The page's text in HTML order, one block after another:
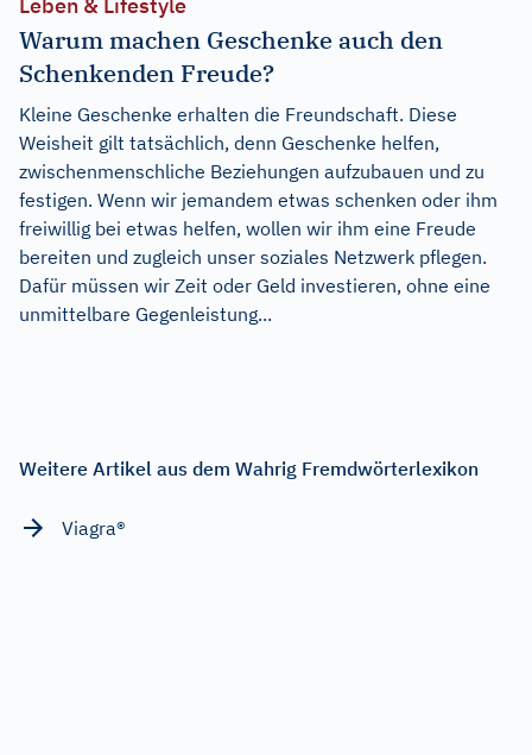
Warum machen Geschenke auch den
Schenkenden Freude?
Kleine Geschenke erhalten die Freundschaft. Diese
Weisheit gilt tatsächlich, denn Geschenke helfen,
zwischenmenschliche Beziehungen aufzubauen und zu
festigen. Wenn wir jemandem etwas schenken oder ihm
freiwillig bei etwas helfen, wollen wir ihm eine Freude
bereiten und zugleich unser soziales Netzwerk pflegen.
Dafür müssen wir Zeit oder Geld investieren, ohne eine
unmittelbare Gegenleistung...
Weitere Artikel aus dem Wahrig Fremdwörterlexikon
Viagra®